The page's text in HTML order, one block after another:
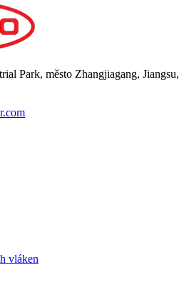
Park, město Zhangjiagang, Jiangsu,
vláken